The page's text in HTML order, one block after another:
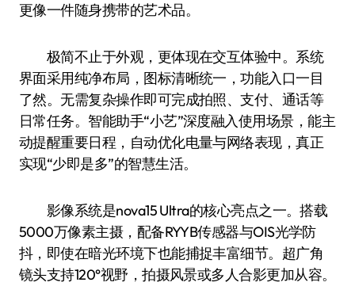
更像一件随身携带的艺术品。
极简不止于外观，更体现在交互体验中。系统
界面采用纯净布局，图标清晰统一，功能入口一目
了然。无需复杂操作即可完成拍照、支付、通话等
日常任务。智能助手“小艺”深度融入使用场景，能主
动提醒重要日程，自动优化电量与网络表现，真正
实现“少即是多”的智慧生活。
影像系统是nova15 Ultra的核心亮点之一。搭载
5000万像素主摄，配备RYYB传感器与OIS光学防
抖，即使在暗光环境下也能捕捉丰富细节。超广角
镜头支持120°视野，拍摄风景或多人合影更加从容。